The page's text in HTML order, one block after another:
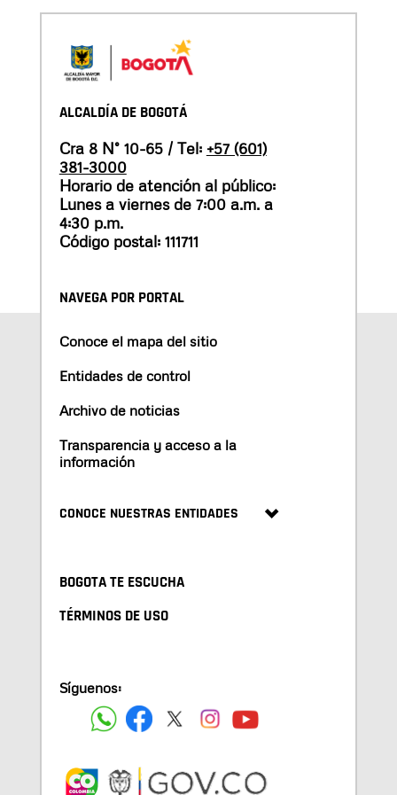
ALCALDÍA DE BOGOTÁ
Cra 8 N° 10-65 / Tel: +57 (601)
381-3000
Horario de atención al público:
Lunes a viernes de 7:00 a.m. a
4:30 p.m.
Código postal: 111711
NAVEGA POR PORTAL
Conoce el mapa del sitio
Entidades de control
Archivo de noticias
Transparencia y acceso a la
información
CONOCE NUESTRAS ENTIDADES
BOGOTA TE ESCUCHA
TÉRMINOS DE USO
Síguenos: